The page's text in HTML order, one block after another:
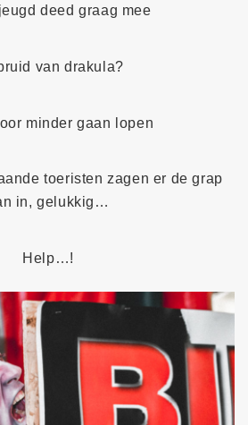
deed graag mee
van drakula?
minder gaan lopen
toeristen zagen er de grap
in, gelukkig…
Help…!